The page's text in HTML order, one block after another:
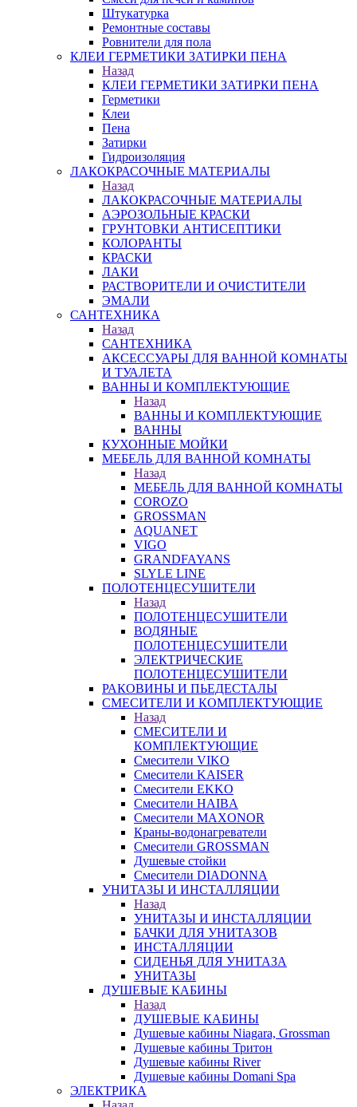
Штукатурка
Ремонтные составы
Ровнители для пола
КЛЕИ ГЕРМЕТИКИ ЗАТИРКИ ПЕНА
Назад
КЛЕИ ГЕРМЕТИКИ ЗАТИРКИ ПЕНА
Герметики
Клеи
Пена
Затирки
Гидроизоляция
ЛАКОКРАСОЧНЫЕ МАТЕРИАЛЫ
Назад
ЛАКОКРАСОЧНЫЕ МАТЕРИАЛЫ
АЭРОЗОЛЬНЫЕ КРАСКИ
ГРУНТОВКИ АНТИСЕПТИКИ
КОЛОРАНТЫ
КРАСКИ
ЛАКИ
РАСТВОРИТЕЛИ И ОЧИСТИТЕЛИ
ЭМАЛИ
САНТЕХНИКА
Назад
САНТЕХНИКА
АКСЕССУАРЫ ДЛЯ ВАННОЙ КОМНАТЫ
И ТУАЛЕТА
ВАННЫ И КОМПЛЕКТУЮЩИЕ
Назад
ВАННЫ И КОМПЛЕКТУЮЩИЕ
ВАННЫ
КУХОННЫЕ МОЙКИ
МЕБЕЛЬ ДЛЯ ВАННОЙ КОМНАТЫ
Назад
МЕБЕЛЬ ДЛЯ ВАННОЙ КОМНАТЫ
COROZO
GROSSMAN
AQUANET
VIGO
GRANDFAYANS
SLYLE LINE
ПОЛОТЕНЦЕСУШИТЕЛИ
Назад
ПОЛОТЕНЦЕСУШИТЕЛИ
ВОДЯНЫЕ
ПОЛОТЕНЦЕСУШИТЕЛИ
ЭЛЕКТРИЧЕСКИЕ
ПОЛОТЕНЦЕСУШИТЕЛИ
РАКОВИНЫ И ПЬЕДЕСТАЛЫ
СМЕСИТЕЛИ И КОМПЛЕКТУЮЩИЕ
Назад
СМЕСИТЕЛИ И
КОМПЛЕКТУЮЩИЕ
Смесители VIKO
Смесители KAISER
Смесители EKKO
Смесители HAIBA
Смесители MAXONOR
Краны-водонагреватели
Смесители GROSSMAN
Душевые стойки
Смесители DIADONNA
УНИТАЗЫ И ИНСТАЛЛЯЦИИ
Назад
УНИТАЗЫ И ИНСТАЛЛЯЦИИ
БАЧКИ ДЛЯ УНИТАЗОВ
ИНСТАЛЛЯЦИИ
СИДЕНЬЯ ДЛЯ УНИТАЗА
УНИТАЗЫ
ДУШЕВЫЕ КАБИНЫ
Назад
ДУШЕВЫЕ КАБИНЫ
Душевые кабины Niagara, Grossman
Душевые кабины Тритон
Душевые кабины River
Душевые кабины Domani Spa
ЭЛЕКТРИКА